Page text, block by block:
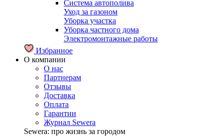
Система автополива
Уход за газоном
Уборка участка
Уборка частного дома
Электромонтажные работы
Избранное
О компании
О нас
Партнерам
Отзывы
Доставка
Оплата
Гарантии
Журнал Sewera
Sewera: про жизнь за городом